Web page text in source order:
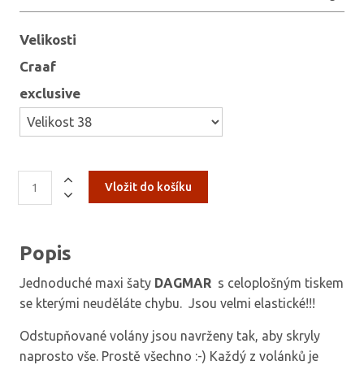
Velikosti
Craaf
exclusive
Popis
Jednoduché maxi šaty DAGMAR s celoplošným tiskem
se kterými neuděláte chybu. Jsou velmi elastické!!!
Odstupňované volány jsou navrženy tak, aby skryly
naprosto vše. Prostě všechno :-) Každý z volánků je